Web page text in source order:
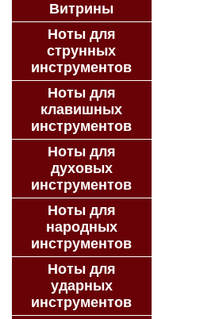
Витрины
Ноты для
струнных
инструментов
Ноты для
клавишных
инструментов
Ноты для
духовых
инструментов
Ноты для
народных
инструментов
Ноты для
ударных
инструментов